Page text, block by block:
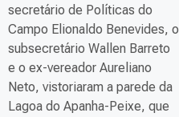
secretário de Políticas do
Campo Elionaldo Benevides, o
subsecretário Wallen Barreto
e o ex-vereador Aureliano
Neto, vistoriaram a parede da
Lagoa do Apanha-Peixe, que